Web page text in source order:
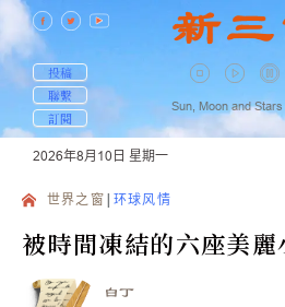
投稿
聯繫
訂閱
Sun, Moon and Stars
2026年8月10日 星期一
世界之窗 环球风情
被時間凍結的六座美麗
白丁